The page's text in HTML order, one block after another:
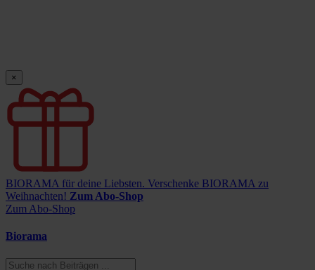
×
BIORAMA für deine Liebsten. Verschenke BIORAMA zu
Weihnachten! Zum Abo-Shop
Zum Abo-Shop
Biorama